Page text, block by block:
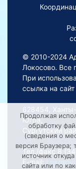
© 2010-2024
Локосово. Все
При
ссылка на сайт
628454,
Югра,
Сургутский
Тел./факс 8
E-mail:
Продолжая
обработку
(сведения о
версия Браузера;
источник
сайта или по